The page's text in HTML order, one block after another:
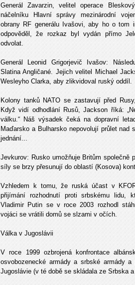
Generál Zavarzin, velitel operace
náčelníku Hlavní správy mezinárodní
obrany RF generálu Ivašovi, aby ho o tom
odpověděl, že rozkaz byl vydán přímo
odvolat.
Generál Leonid Grigorjevič Ivašov:
Slatina Angličané. Jejich velitel Michael
Wesleyho Clarka, aby zlikvidoval ruský oddíl.
Kolony tanků NATO se zastavují před
Když vidí odhodlání Rusů, Jackson říká:
válku.“ Náš výsadek čeká na dopravní
Maďarsko a Bulharsko nepovolují průlet
jednání...
Jevkurov: Rusko umožňuje Britům společně
síly se brzy přesunují do oblastí (Kosova)
Vzhledem k tomu, že ruská účast v
přijímání rozhodnutí proti srbskému lidu,
Vladimir Putin se v roce 2003 rozhodl
vojáci se vrátili domů se slzami v očích.
Válka v Jugoslávii
V roce 1999 ozbrojená konfrontace
osvobozenecké armády a srbské armády
Jugoslávie (v té době se skládala ze Srbska